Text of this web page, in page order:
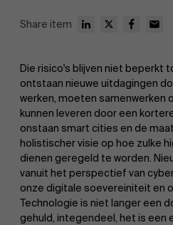
Share item
Die risico's blijven niet beperkt
ontstaan nieuwe uitdagingen
werken, moeten samenwerken
kunnen leveren door een
onstaan smart cities en de
holistischer visie op hoe zulke
dienen geregeld te worden.
vanuit het perspectief van
onze digitale soevereiniteit en
Technologie is niet langer een
gehuld, integendeel, het is